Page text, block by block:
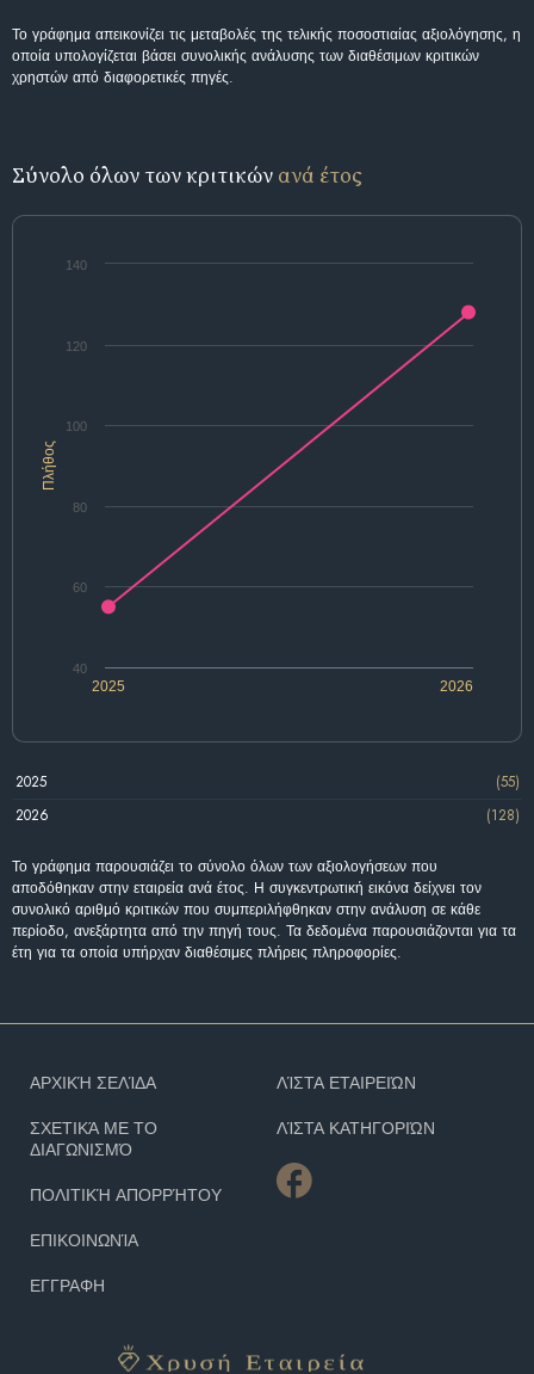
Το γράφημα απεικονίζει τις μεταβολές της τελικής ποσοστιαίας αξιολόγησης, η
οποία υπολογίζεται βάσει συνολικής ανάλυσης των διαθέσιμων κριτικών
χρηστών από διαφορετικές πηγές.
Σύνολο όλων των κριτικών ανά έτος
Πλήθος
2025 2026
40
60
80
100
120
140
2025
(55)
2026
(128)
Το γράφημα παρουσιάζει το σύνολο όλων των αξιολογήσεων που
αποδόθηκαν στην εταιρεία ανά έτος. Η συγκεντρωτική εικόνα δείχνει τον
συνολικό αριθμό κριτικών που συμπεριλήφθηκαν στην ανάλυση σε κάθε
περίοδο, ανεξάρτητα από την πηγή τους. Τα δεδομένα παρουσιάζονται για τα
έτη για τα οποία υπήρχαν διαθέσιμες πλήρεις πληροφορίες.
ΑΡΧΙΚΉ ΣΕΛΊΔΑ
ΣΧΕΤΙΚΆ ΜΕ ΤΟ
ΔΙΑΓΩΝΙΣΜΌ
ΠΟΛΙΤΙΚΉ ΑΠΟΡΡΉΤΟΥ
ΕΠΙΚΟΙΝΩΝΊΑ
ΕΓΓΡΑΦΗ
ΛΊΣΤΑ ΕΤΑΙΡΕΙΏΝ
ΛΊΣΤΑ ΚΑΤΗΓΟΡΙΏΝ